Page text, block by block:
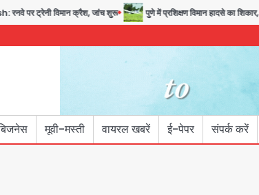
ट्रेनी विमान क्रैश, जांच शुरू पुणे में प्रशिक्षण विमान हादसे का शिकार,
मूवी-मस्ती वायरल खबरें ई-पेपर संपर्क करें